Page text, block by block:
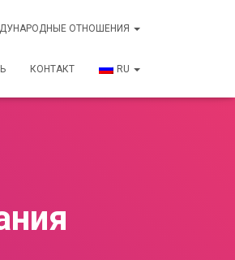
ОТНОШЕНИЯ
КОНТАКТ RU